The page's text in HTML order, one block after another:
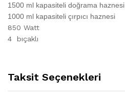
1500 ml kapasiteli doğrama haznesi
1000 ml kapasiteli çırpıcı haznesi
850 Watt
4 bıçaklı
Taksit Seçenekleri